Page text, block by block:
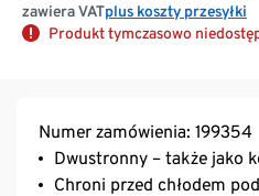
zawiera VATplus koszty przesyłki
Produkt tymczasowo
Numer zamówienia: 199354
Dwustronny – także jako
Chroni przed chłodem